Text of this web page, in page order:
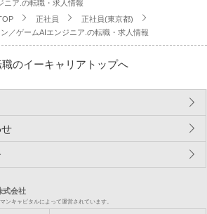
ニア.の転職・求人情報
正社員
正社員(東京都)
／ゲームAIエンジニア.の転職・求人情報
職のイーキャリアトップへ
式会社
ンキャピタルによって運営されています。